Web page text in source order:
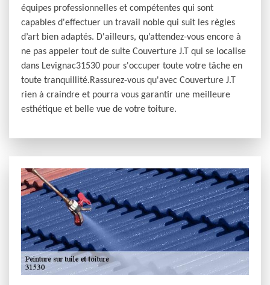
équipes professionnelles et compétentes qui sont
capables d'effectuer un travail noble qui suit les règles
d’art bien adaptés. D'ailleurs, qu’attendez-vous encore à
ne pas appeler tout de suite Couverture J.T qui se localise
dans Levignac31530 pour s'occuper toute votre tâche en
toute tranquillité.Rassurez-vous qu'avec Couverture J.T
rien à craindre et pourra vous garantir une meilleure
esthétique et belle vue de votre toiture.